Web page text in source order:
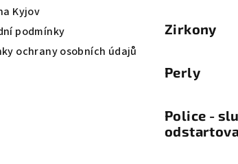
Kyjov
podmínky
ochrany osobních údajů
Zirkony
Perly
Police -